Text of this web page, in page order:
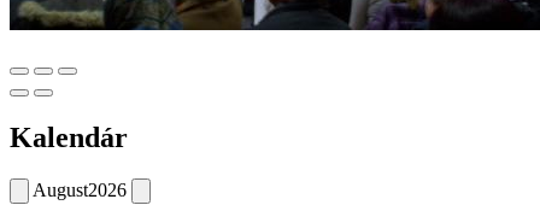
Kalendár
August2026